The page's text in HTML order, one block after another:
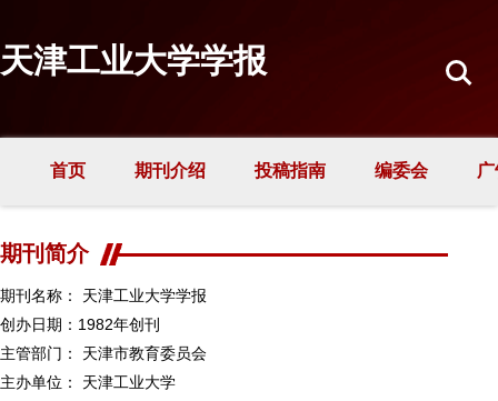
天津工业大学学报
首页 期刊介绍 投稿指南 编委会
期刊简介
期刊名称： 天津工业大学学报
创办日期：1982年创刊
主管部门： 天津市教育委员会
主办单位： 天津工业大学